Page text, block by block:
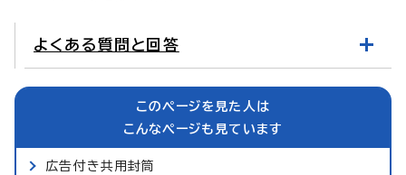
よくある質問と回答
このページを見た人は
こんなページも見ています
広告付き共用封筒